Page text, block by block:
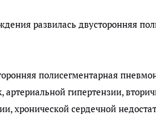
развилась двусторонняя
полисегментарная
гипертензии,
хронической сердечной